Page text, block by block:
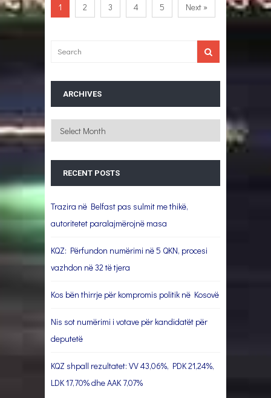
1 2 3 4 5 Next »
ARCHIVES
Archives
RECENT POSTS
Trazira në Belfast pas sulmit me thikë,
autoritetet paralajmërojnë masa
KQZ: Përfundon numërimi në 5 QKN, procesi
vazhdon në 32 të tjera
Kos bën thirrje për kompromis politik në Kosovë
Nis sot numërimi i votave për kandidatët për
deputetë
KQZ shpall rezultatet: VV 43,06%, PDK 21,24%,
LDK 17,70% dhe AAK 7,07%